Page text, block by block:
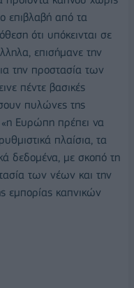
επιβλαβή από τα
ότι υπόκεινται σε
επισήμανε την
την προστασία των
πέντε βασικές
πυλώνες της
«η Ευρώπη πρέπει να
πλαίσια, τα
δεδομένα, με σκοπό τη
των νέων και την
εμπορίας καπνικών